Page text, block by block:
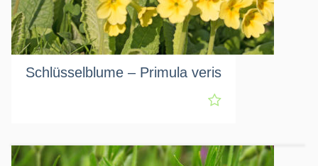
Schlüsselblume – Primula veris